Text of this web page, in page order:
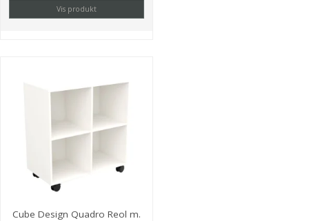
Vis produkt
Cube Design Quadro Reol m.